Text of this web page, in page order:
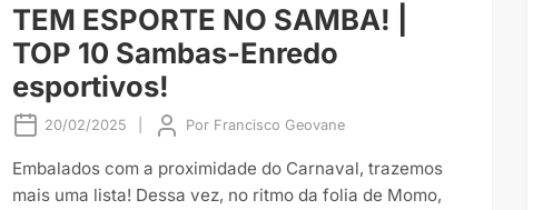
TEM ESPORTE NO SAMBA! |
TOP 10 Sambas-Enredo
esportivos!
20/02/2025 Por Francisco Geovane
Embalados com a proximidade do Carnaval, trazemos
mais uma lista! Dessa vez, no ritmo da folia de Momo,